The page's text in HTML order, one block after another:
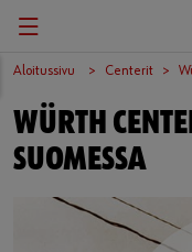
Aloitussivu Centerit
WÜRTH
SUOMESSA